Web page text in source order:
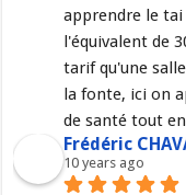
apprendre le
l'équivalent de
tarif qu'une
la fonte, ici on
de santé tout
Frédéric
10 years ago